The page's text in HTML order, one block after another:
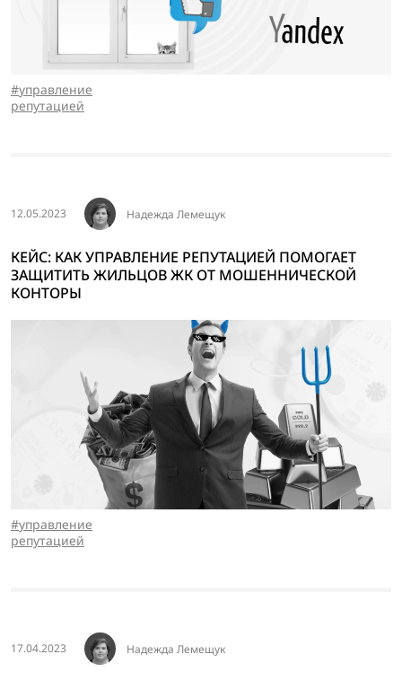
управление
репутацией
12.05.2023 Надежда Лемещук
КЕЙС: КАК УПРАВЛЕНИЕ РЕПУТАЦИЕЙ ПОМОГАЕТ
ЗАЩИТИТЬ ЖИЛЬЦОВ ЖК ОТ МОШЕННИЧЕСКОЙ
КОНТОРЫ
управление
репутацией
17.04.2023 Надежда Лемещук